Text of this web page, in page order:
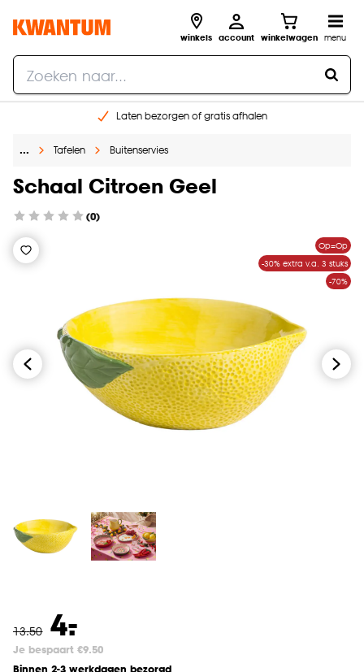
winkels account winkelwagen menu
Laten bezorgen of gratis afhalen
Gratis raam advies en opmeten aan huis
… Tafelen Buitenservies
Schaal Citroen Geel
(0)
Op=Op
-30% extra v.a. 3 stuks
-70%
13.50 4.
-
Je bespaart €9.50
Binnen 2-3 werkdagen bezorgd